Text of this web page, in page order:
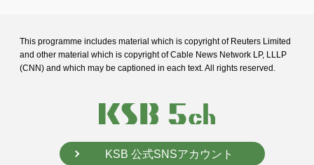
This programme includes material which is copyright of Reuters Limited
and other material which is copyright of Cable News Network LP, LLLP
(CNN) and which may be captioned in each text. All rights reserved.
KSB 公式SNSアカウント